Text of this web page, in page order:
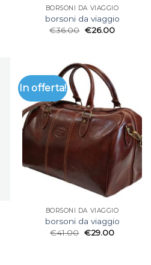
BORSONI DA VIAGGIO
borsoni da viaggio
€36.00 €26.00
In offerta!
BORSONI DA VIAGGIO
borsoni da viaggio
€41.00 €29.00